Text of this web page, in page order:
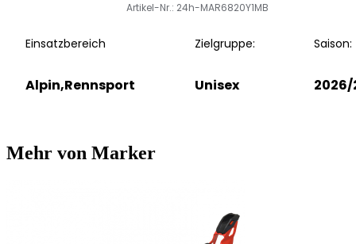
Artikel-Nr.: 24h-MAR6820Y1MB
Einsatzbereich
Alpin,Rennsport
Zielgruppe:
Unisex
Saison:
2026/
Mehr von Marker